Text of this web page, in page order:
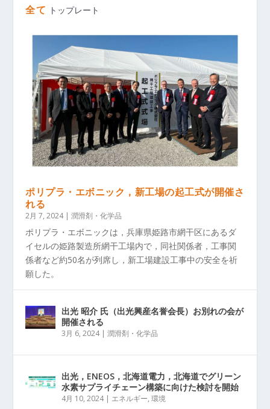
全て トップレート
ポリプラ・エボニック，新工場の起工式が開催さ
れる
2月 7, 2024|潤滑剤・化学品
ポリプラ・エボニックは，兵庫県姫路市網干区にあるダ
イセルの姫路製造所網干工場内で，同社関係者，工事関
係者など約50名が列席し，新工場建設工事中の安全を祈
願した。
出光 昭介 氏（出光興産名誉会長）お別れの会が
開催される
3月 6, 2024|潤滑剤・化学品
出光，ENEOS，北海道電力，北海道でグリーン
水素サプライチェーン構築に向けた検討を開始
4月 10, 2024| エネルギー,環境